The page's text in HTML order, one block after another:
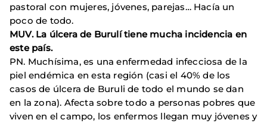
pastoral con mujeres, jóvenes, parejas… Hacía un
poco de todo.
MUV. La úlcera de Burulí tiene mucha incidencia en
este país.
PN. Muchísima, es una enfermedad infecciosa de la
piel endémica en esta región (casi el 40% de los
casos de úlcera de Buruli de todo el mundo se dan
en la zona). Afecta sobre todo a personas pobres que
viven en el campo, los enfermos llegan muy jóvenes y